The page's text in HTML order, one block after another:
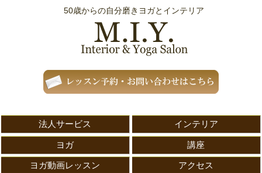
50歳からの自分磨きヨガとインテリア
法人サービス インテリア
ヨガ 講座
ヨガ動画レッスン アクセス